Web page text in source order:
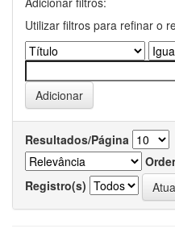
Utilizar filtros para refinar o
Resultados/Página
Registro(s)